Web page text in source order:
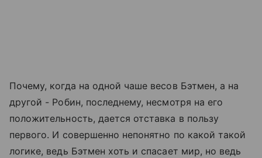
Почему, когда на одной чаше весов Бэтмен, а на
другой - Робин, последнему, несмотря на его
положительность, дается отставка в пользу
первого. И совершенно непонятно по какой такой
логике, ведь Бэтмен хоть и спасает мир, но ведь